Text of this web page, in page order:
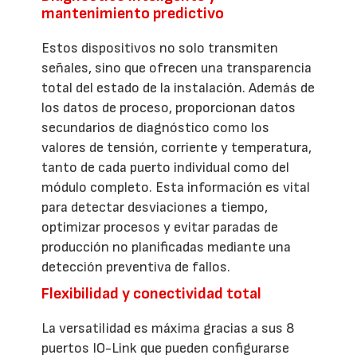
mantenimiento predictivo
Estos dispositivos no solo transmiten
señales, sino que ofrecen una transparencia
total del estado de la instalación. Además de
los datos de proceso, proporcionan datos
secundarios de diagnóstico como los
valores de tensión, corriente y temperatura,
tanto de cada puerto individual como del
módulo completo. Esta información es vital
para detectar desviaciones a tiempo,
optimizar procesos y evitar paradas de
producción no planificadas mediante una
detección preventiva de fallos.
Flexibilidad y conectividad total
La versatilidad es máxima gracias a sus 8
puertos IO-Link que pueden configurarse